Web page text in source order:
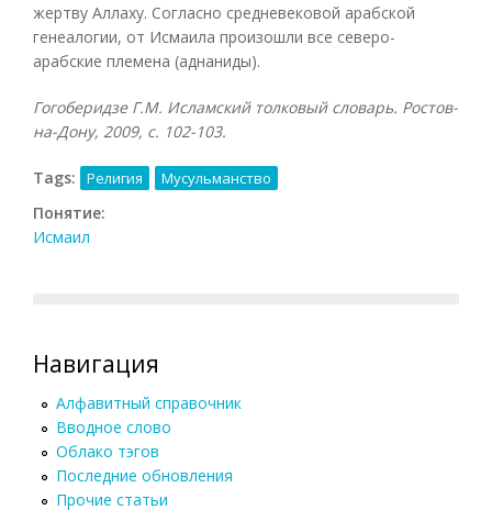
жертву Аллаху. Согласно средневековой арабской
генеалогии, от Исмаила произошли все северо-
арабские племена (аднаниды).
Гогоберидзе Г.М. Исламский толковый словарь. Ростов-
на-Дону, 2009, с. 102-103.
Tags: Религия Мусульманство
Понятие:
Исмаил
Навигация
Алфавитный справочник
Вводное слово
Облако тэгов
Последние обновления
Прочие статьи